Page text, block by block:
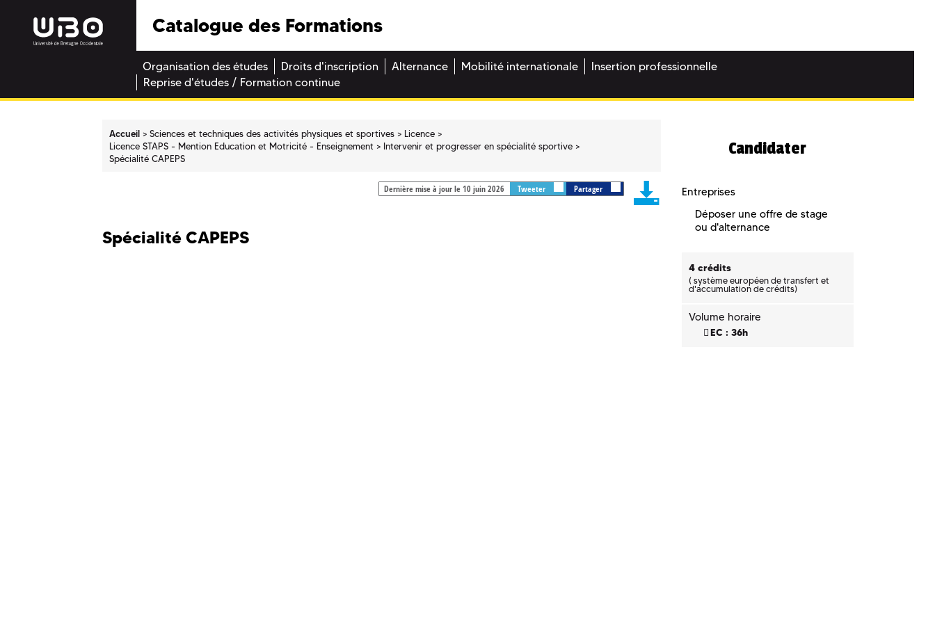
Catalogue des Formations
Organisation des études Droits d'inscription Alternance Mobilité internationale
Insertion professionnelle
Reprise d'études / Formation continue
Accueil Sciences et techniques des activités physiques et sportives
Licence
Licence STAPS - Mention Education et Motricité - Enseignement
Intervenir et progresser en spécialité sportive
Spécialité CAPEPS
Dernière mise à jour le 10 juin 2026 Tweeter Partager
Spécialité CAPEPS
Candidater
Entreprises
Déposer une offre de stage
ou d'alternance
4 crédits
(système européen de transfert et
d'accumulation de crédits)
Volume horaire
EC : 36h